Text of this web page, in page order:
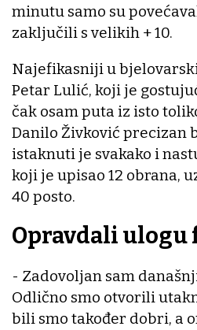
minutu samo su
zaključili s velikih + 10.
Najefikasniji u
Petar Lulić, koji je
čak osam puta iz isto
Danilo Živković precizan
istaknuti je svakako i
koji je upisao 12 obrana,
40 posto.
Opravdali ulogu
- Zadovoljan sam
Odlično smo otvorili
bili smo također dobri, a